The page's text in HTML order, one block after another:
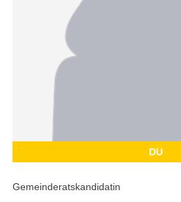
DU
Gemeinderatskandidatin